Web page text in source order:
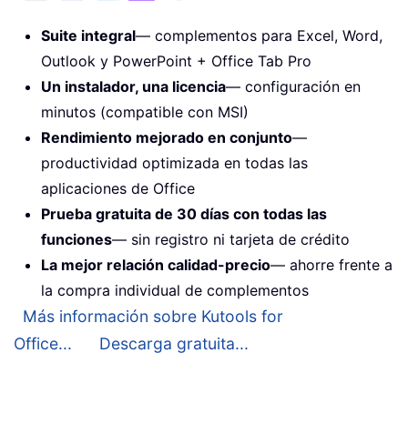
Suite integral— complementos para Excel, Word,
Outlook y PowerPoint + Office Tab Pro
Un instalador, una licencia— configuración en
minutos (compatible con MSI)
Rendimiento mejorado en conjunto—
productividad optimizada en todas las
aplicaciones de Office
Prueba gratuita de 30 días con todas las
funciones— sin registro ni tarjeta de crédito
La mejor relación calidad-precio— ahorre frente a
la compra individual de complementos
Más información sobre Kutools for
Office...
Descarga gratuita...